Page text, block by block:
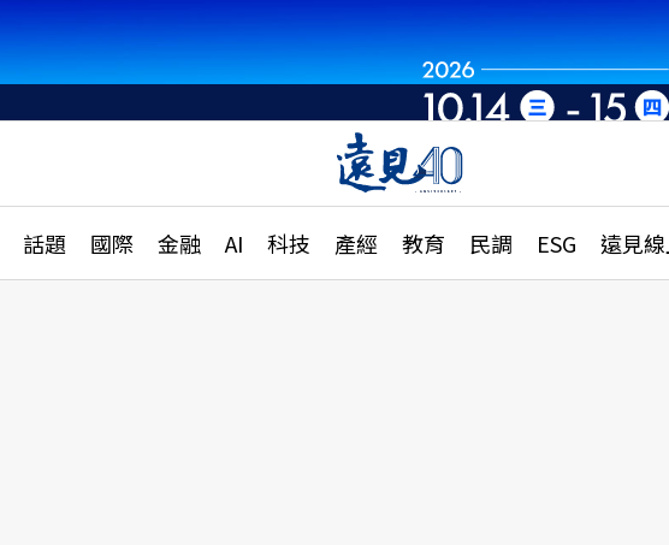
話題 國際 金融 AI 科技 產經 教育 民調 ESG 遠見
話題
國際
特輯
大學升學、職涯攻略
縣市施政調查全解析